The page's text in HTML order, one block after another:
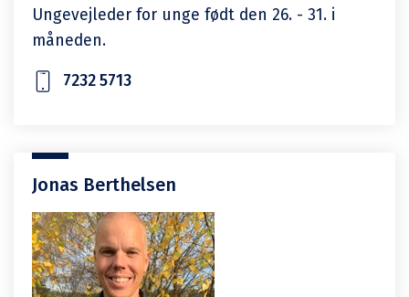
Ungevejleder for unge født den 26. - 31. i
måneden.
7232 5713
Jonas Berthelsen